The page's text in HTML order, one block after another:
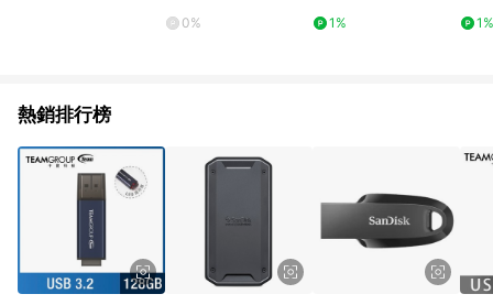
造型矽膠紅*46304
0%
1% 1%
熱銷排行榜